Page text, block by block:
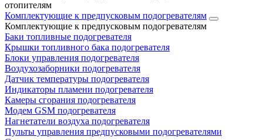
отопителям
Комплектующие к предпусковым подогревателям
Комплектующие к предпусковым подогревателям
Баки топливные подогревателя
Крышки топливного бака подогревателя
Блоки управления подогревателя
Воздухозаборники подогревателя
Датчик температуры подогревателя
Индикаторы пламени подогревателя
Камеры сгорания подогревателя
Модем GSM подогревателя
Нагнетатели воздуха подогревателя
Пульты управления предпусковыми подогревателями